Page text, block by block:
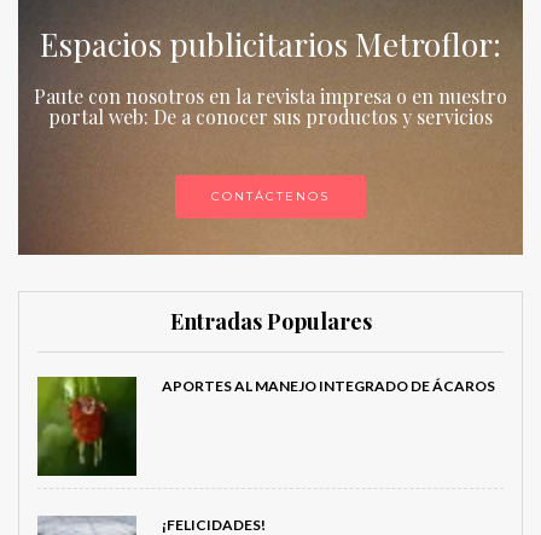
Espacios publicitarios Metroflor:
Paute con nosotros en la revista impresa o en nuestro
portal web: De a conocer sus productos y servicios
CONTÁCTENOS
Entradas Populares
APORTES AL MANEJO INTEGRADO DE ÁCAROS
¡FELICIDADES!